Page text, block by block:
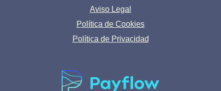
Aviso Legal
Política de Cookies
Política de Privacidad